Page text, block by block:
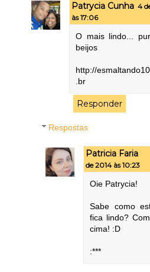
Patrycia Cunha 4
às 17:06
O mais lindo...
beijos
http://
.br
Responder
Respostas
Patricia Faria
de 2014 às 10:23
Oie Patrycia!
Sabe como
fica lindo?
cima! :D
:***